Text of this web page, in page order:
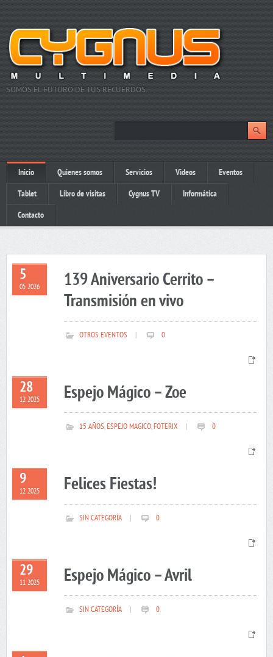
SOMOS EL FUTURO DE TUS RECUERDOS…
Inicio Quienes somos Servicios Videos Eventos
Tablet Libro de visitas Cygnus TV Informática
Contacto
5
05 2026
139 Aniversario Cerrito –
Transmisión en vivo
OTROS EVENTOS 0
28
12 2025 Espejo Mágico – Zoe
15 AÑOS,ESPEJO MAGICO,FOTERIX 0
9
12 2025 Felices Fiestas!
SIN CATEGORÍA 0
29
11 2025 Espejo Mágico – Avril
SIN CATEGORÍA 0